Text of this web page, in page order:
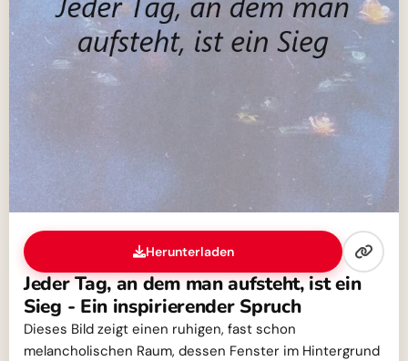
Herunterladen
Jeder Tag, an dem man aufsteht, ist ein
Sieg - Ein inspirierender Spruch
Dieses Bild zeigt einen ruhigen, fast schon
melancholischen Raum, dessen Fenster im Hintergrund